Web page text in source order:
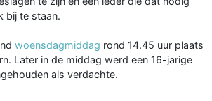
bij te staan.
woensdagmiddag rond 14.45 uur plaats
Later in de middag werd een 16-jarige
als verdachte.